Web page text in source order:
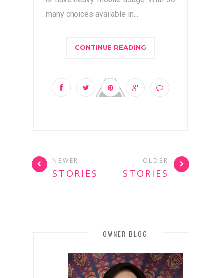
many choices available in...
CONTINUE READING
NEWER
STORIES
OLDER
STORIES
OWNER BLOG